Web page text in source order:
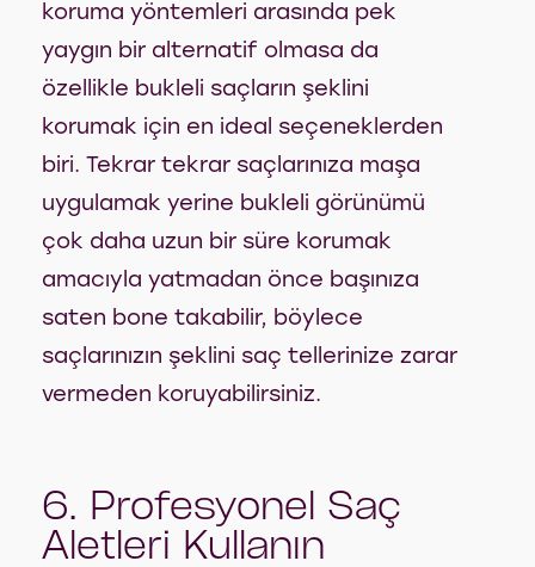
koruma yöntemleri arasında pek
yaygın bir alternatif olmasa da
özellikle bukleli saçların şeklini
korumak için en ideal seçeneklerden
biri. Tekrar tekrar saçlarınıza maşa
uygulamak yerine bukleli görünümü
çok daha uzun bir süre korumak
amacıyla yatmadan önce başınıza
saten bone takabilir, böylece
saçlarınızın şeklini saç tellerinize zarar
vermeden koruyabilirsiniz.
6. Profesyonel Saç
Aletleri Kullanın